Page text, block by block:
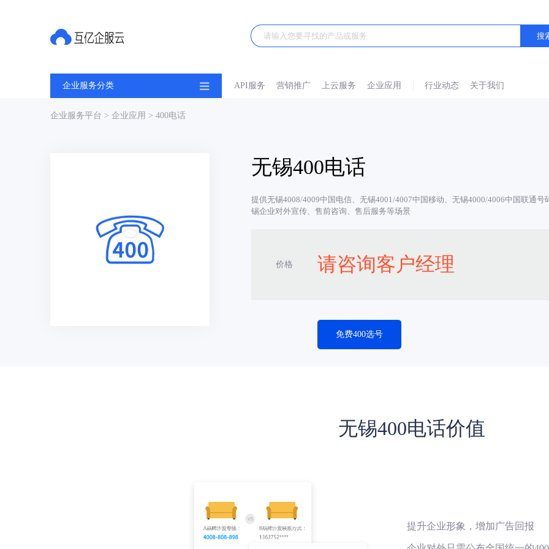
企业服务分类 API服务 营销推广 上云服务 企业应用 行业动态 关于我们
企业服务平台 > 企业应用 > 400电话
无锡400电话
提供无锡4008/4009中国电信、无锡4001/4007中国移动、无锡4000/4006中国联通
锡企业对外宣传、售前咨询、售后服务等场景
价格 请咨询客户经理
免费400选号
无锡400电话价值
提升企业形象，增加广告回报